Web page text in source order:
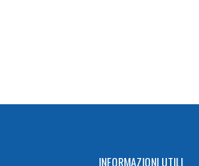
INFORMAZIONIUTILI